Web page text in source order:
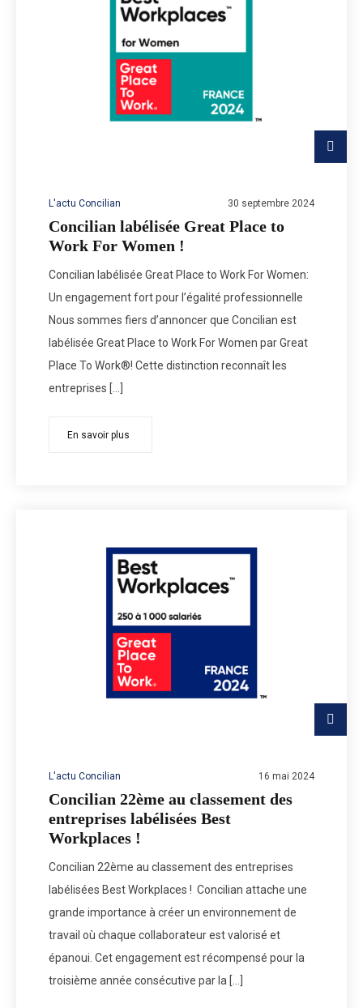
L'actu Concilian 30 septembre 2024
Concilian labélisée Great Place to
Work For Women !
Concilian labélisée Great Place to Work For Women:
Un engagement fort pour l’égalité professionnelle
Nous sommes fiers d’annoncer que Concilian est
labélisée Great Place to Work For Women par Great
Place To Work®! Cette distinction reconnaît les
entreprises […]
En savoir plus
L'actu Concilian 16 mai 2024
Concilian 22ème au classement des
entreprises labélisées Best
Workplaces !
Concilian 22ème au classement des entreprises
labélisées Best Workplaces ! Concilian attache une
grande importance à créer un environnement de
travail où chaque collaborateur est valorisé et
épanoui. Cet engagement est récompensé pour la
troisième année consécutive par la […]